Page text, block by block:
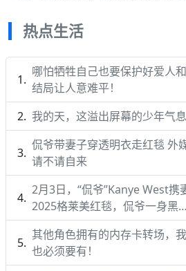
热点生活
哪怕牺牲自己也要保护好爱人
结局让人意难平！
我的天，这溢出屏幕的少年气息
侃爷带妻子穿透明衣走红毯 外
请不请自来
2月3日，“侃爷”Kanye West携
2025格莱美红毯，侃爷一身黑…
其他角色拥有的内存卡转场，
也必须要有！